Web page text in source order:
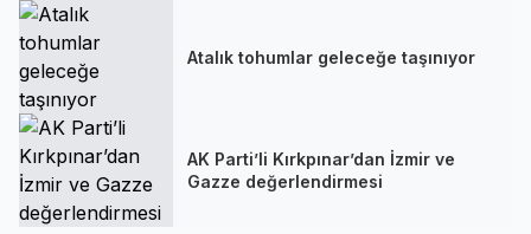
Atalık tohumlar geleceğe taşınıyor
AK Parti’li Kırkpınar’dan İzmir ve
Gazze değerlendirmesi